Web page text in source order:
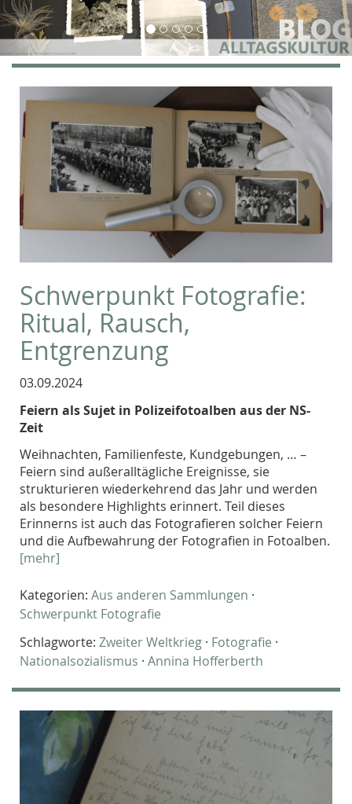
Schwerpunkt Fotografie:
Ritual, Rausch,
Entgrenzung
03.09.2024
Feiern als Sujet in Polizeifotoalben aus der NS-
Zeit
Weihnachten, Familienfeste, Kundgebungen, … –
Feiern sind außeralltägliche Ereignisse, sie
strukturieren wiederkehrend das Jahr und werden
als besondere Highlights erinnert. Teil dieses
Erinnerns ist auch das Fotografieren solcher Feiern
und die Aufbewahrung der Fotografien in Fotoalben.
[mehr]
Kategorien: Aus anderen Sammlungen ·
Schwerpunkt Fotografie
Schlagworte: Zweiter Weltkrieg · Fotografie ·
Nationalsozialismus · Annina Hofferberth